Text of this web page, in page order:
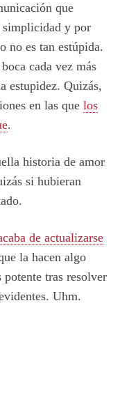
que
y por
no es tan estúpida.
cada vez más
estupidez. Quizás,
en las que los
.
historia de amor
si hubieran
de actualizarse
la hacen algo
tras resolver
Uhm.